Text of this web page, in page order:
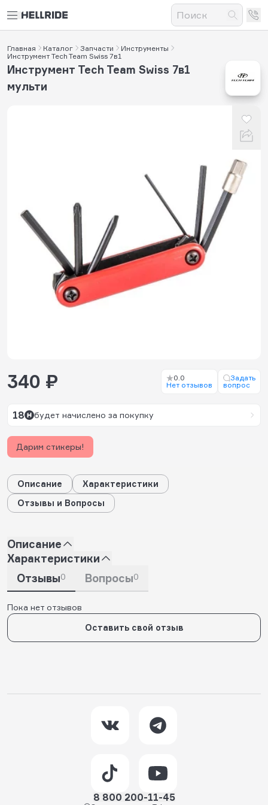
Главная Каталог Запчасти
Инструменты
Инструмент Tech Team Swiss 7в1
Инструмент Tech Team Swiss 7в1
мульти
340 ₽
0.0
Нет отзывов
Задать
вопрос
18 будет начислено за покупку
Дарим стикеры!
Описание
Характеристики
Отзывы и Вопросы
Описание
Характеристики
Отзывы0 Вопросы0
Пока нет отзывов
Оставить свой отзыв
8 800 200-11-45